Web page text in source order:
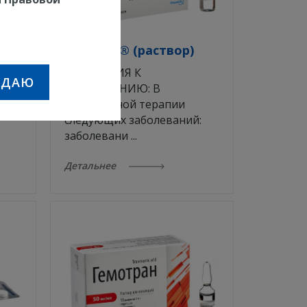
Вазопро® (раствор)
ПОКАЗАНИЯ К
ПРИМЕНЕНИЮ: В
комплексной терапии
следующих заболеваний:
заболевани ...
Детальнее